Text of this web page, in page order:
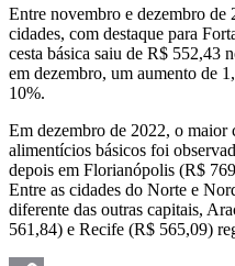
Entre novembro e dezembro de
cidades, com destaque para
cesta básica saiu de R$ 552,43
em dezembro, um aumento de
10%.
Em dezembro de 2022, o maior
alimentícios básicos foi
depois em Florianópolis (R$
Entre as cidades do Norte e
diferente das outras capitais,
561,84) e Recife (R$ 565,09)